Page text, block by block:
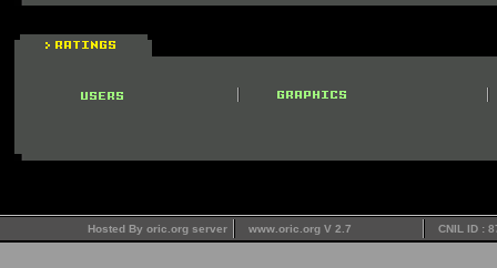
Hosted By oric.org server www.oric.org V 2.7 CNIL ID :